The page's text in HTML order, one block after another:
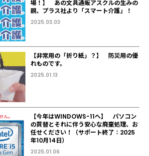
場！】 あの文具通販アスクルの生みの
親、プラス社より「スマート介護」！
2025.03.03
【非常用の「折り紙」？】 防災用の優
れものです。
2025.01.13
【今年はWINDOWS-11へ】 パソコン
の買替とそれに伴う安心な廃棄処理、お
任せください！（サポート終了：2025
年10月14日）
2025.01.06